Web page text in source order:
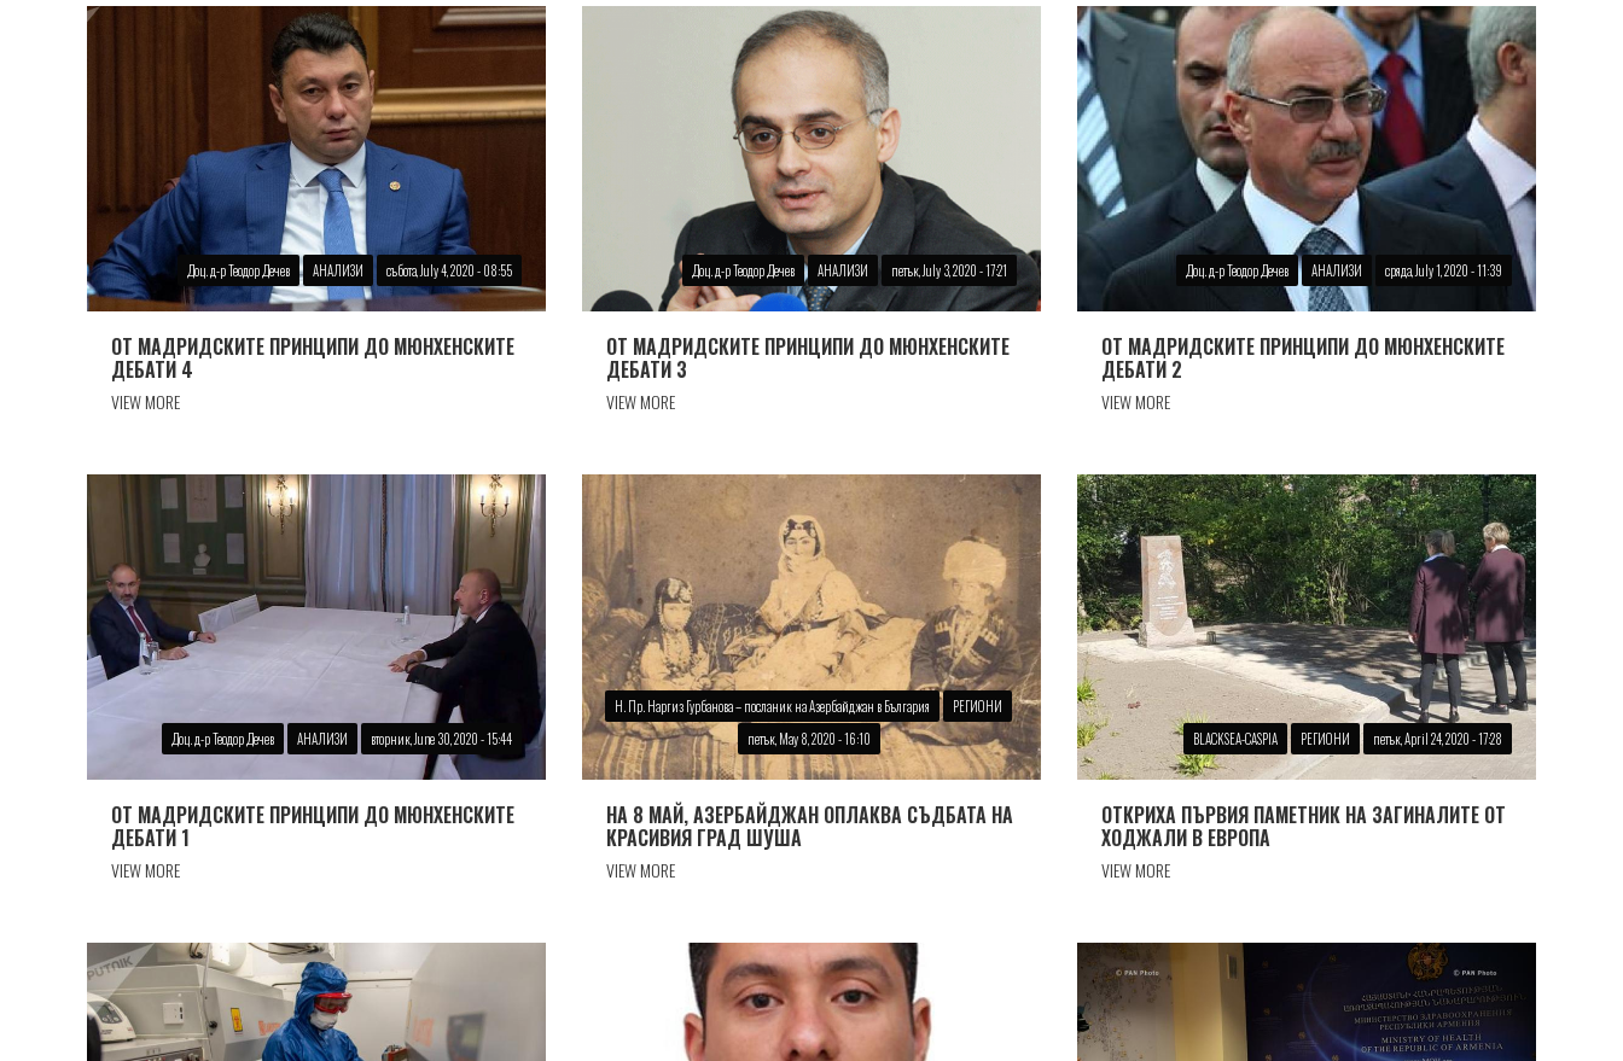
Доц. д-р Теодор Дечев АНАЛИЗИ събота, July 4, 2020 - 08:55
ОТ МАДРИДСКИТЕ ПРИНЦИПИ ДО МЮНХЕНСКИТЕ
ДЕБАТИ 4
VIEW MORE
Доц. д-р Теодор Дечев АНАЛИЗИ петък, July 3, 2020 - 17:21
ОТ МАДРИДСКИТЕ ПРИНЦИПИ ДО МЮНХЕНСКИТЕ
ДЕБАТИ 3
VIEW MORE
Доц. д-р Теодор Дечев АНАЛИЗИ сряда, July 1, 2020 - 11:39
ОТ МАДРИДСКИТЕ ПРИНЦИПИ ДО МЮНХЕНСКИТЕ
ДЕБАТИ 2
VIEW MORE
Доц. д-р Теодор Дечев АНАЛИЗИ вторник, June 30, 2020 - 15:44
ОТ МАДРИДСКИТЕ ПРИНЦИПИ ДО МЮНХЕНСКИТЕ
ДЕБАТИ 1
VIEW MORE
Н. Пр. Наргиз Гурбанова – посланик на Азербайджан в България
РЕГИОНИ
петък, May 8, 2020 - 16:10
НА 8 МАЙ, АЗЕРБАЙДЖАН ОПЛАКВА СЪДБАТА НА
КРАСИВИЯ ГРАД ШУША
VIEW MORE
BLACKSEA-CASPIA РЕГИОНИ петък, April 24, 2020 - 17:28
ОТКРИХА ПЪРВИЯ ПАМЕТНИК НА ЗАГИНАЛИТЕ ОТ
ХОДЖАЛИ В ЕВРОПА
VIEW MORE